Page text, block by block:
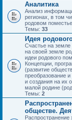
Аналитика
Анализ
регионах, в том
родовом поместье.
Темы: 33
Идея
Счастье на земле
на своей земле
идеи родового
Концепции,
(развитие
преобразование
и создания на их
малой родине
Темы: 2
обществе.